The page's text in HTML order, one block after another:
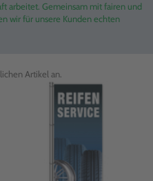
arbeitet. Gemeinsam mit fairen und
wir für unsere Kunden echten
Artikel an.